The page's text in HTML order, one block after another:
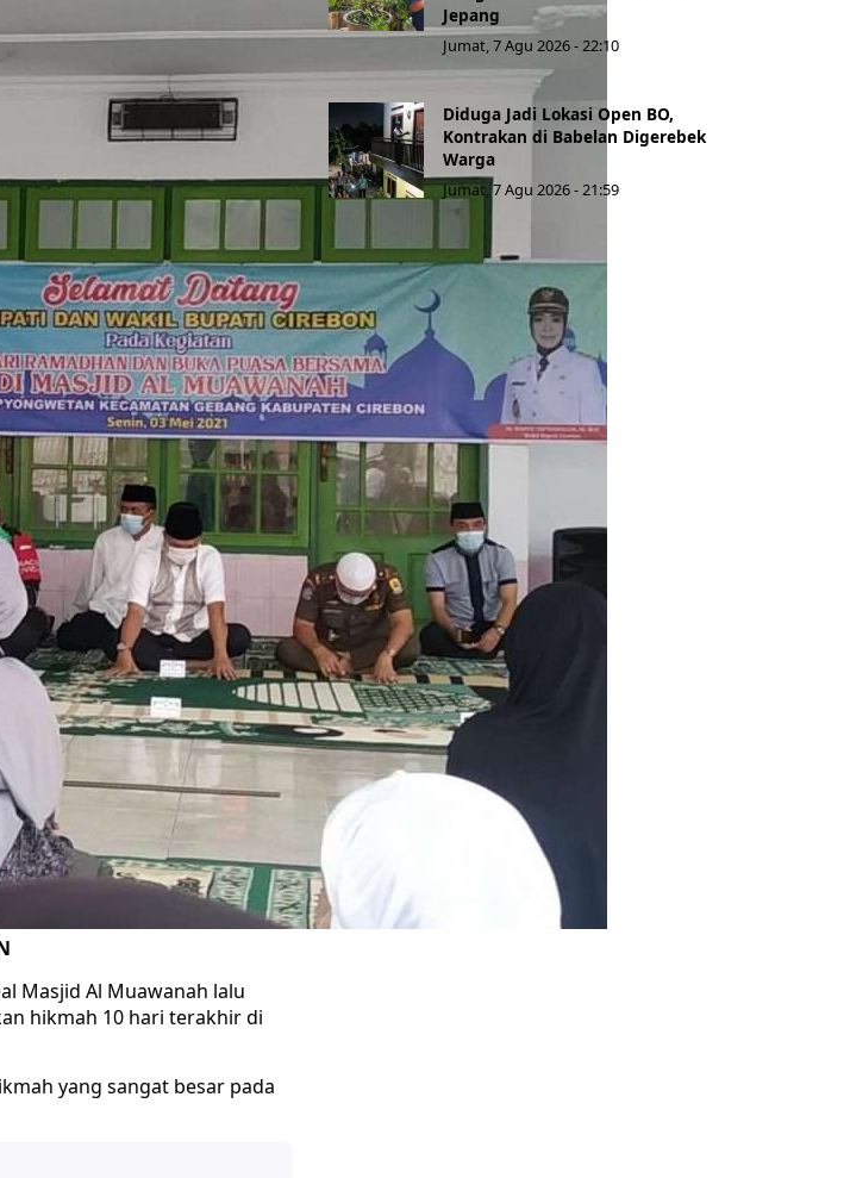
Masjid Al Muawanah lalu
hikmah 10 hari terakhir di
yang sangat besar pada
Jepang
Jumat, 7 Agu 2026 - 22:10
Diduga Jadi Lokasi Open BO,
Kontrakan di Babelan Digerebek
Warga
Jumat, 7 Agu 2026 - 21:59